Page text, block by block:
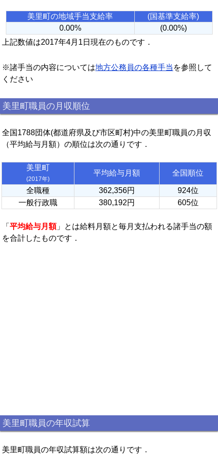
美里町の地域手当支給率
(国基準支給率)
0.00%
(0.00%)
上記数値は2017年4月1日現在のものです．
※諸手当の内容については地方公務員の各種手当 を参照して
ください
美里町職員の月収順位
全国1788団体(都道府県及び市区町村)中の美里町職員の月収
（平均給与月額）の順位は次の通りです．
美里町
(2017年)
平均給与月額 全国順位
全職種 362,356円
924位
一般行政職
380,192円 605位
「 平均給与月額」とは給料月額と毎月支払われる諸手当の額
を合計したものです．
美里町職員の年収試算
美里町職員の年収試算額は次の通りです．